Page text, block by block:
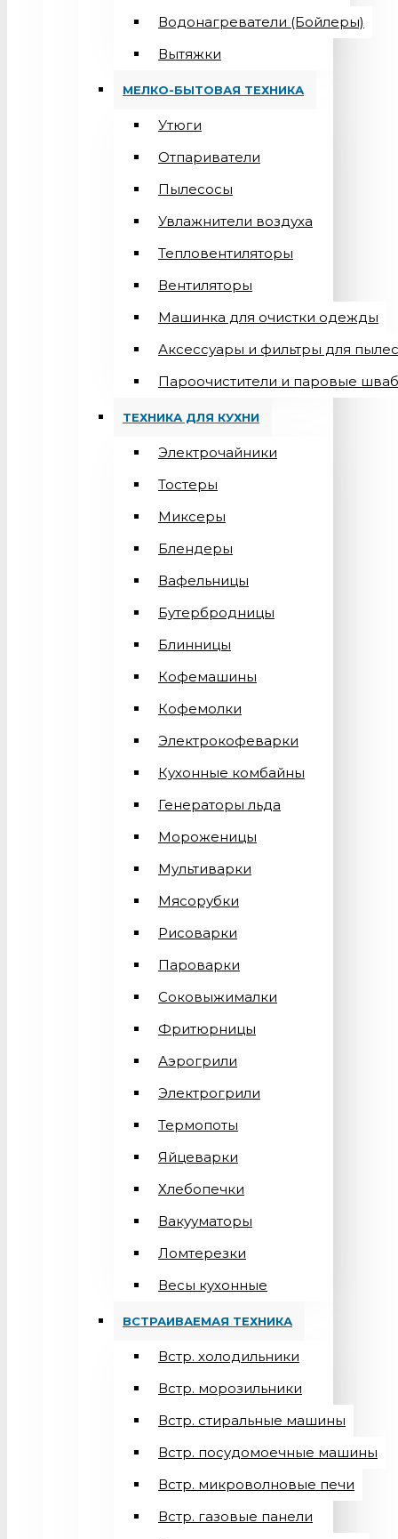
Водонагреватели (Бойлеры)
Вытяжки
МЕЛКО-БЫТОВАЯ ТЕХНИКА
Утюги
Отпариватели
Пылесосы
Увлажнители воздуха
Тепловентиляторы
Вентиляторы
Машинка для очистки одежды
Аксессуары и фильтры для
Пароочистители и паровые
ТЕХНИКА ДЛЯ КУХНИ
Электрочайники
Тостеры
Миксеры
Блендеры
Вафельницы
Бутербродницы
Блинницы
Кофемашины
Кофемолки
Электрокофеварки
Кухонные комбайны
Генераторы льда
Мороженицы
Мультиварки
Мясорубки
Рисоварки
Пароварки
Соковыжималки
Фритюрницы
Аэрогрили
Электрогрили
Термопоты
Яйцеварки
Хлебопечки
Вакууматоры
Ломтерезки
Весы кухонные
ВСТРАИВАЕМАЯ ТЕХНИКА
Встр. холодильники
Встр. морозильники
Встр. стиральные машины
Встр. посудомоечные машины
Встр. микроволновые печи
Встр. газовые панели